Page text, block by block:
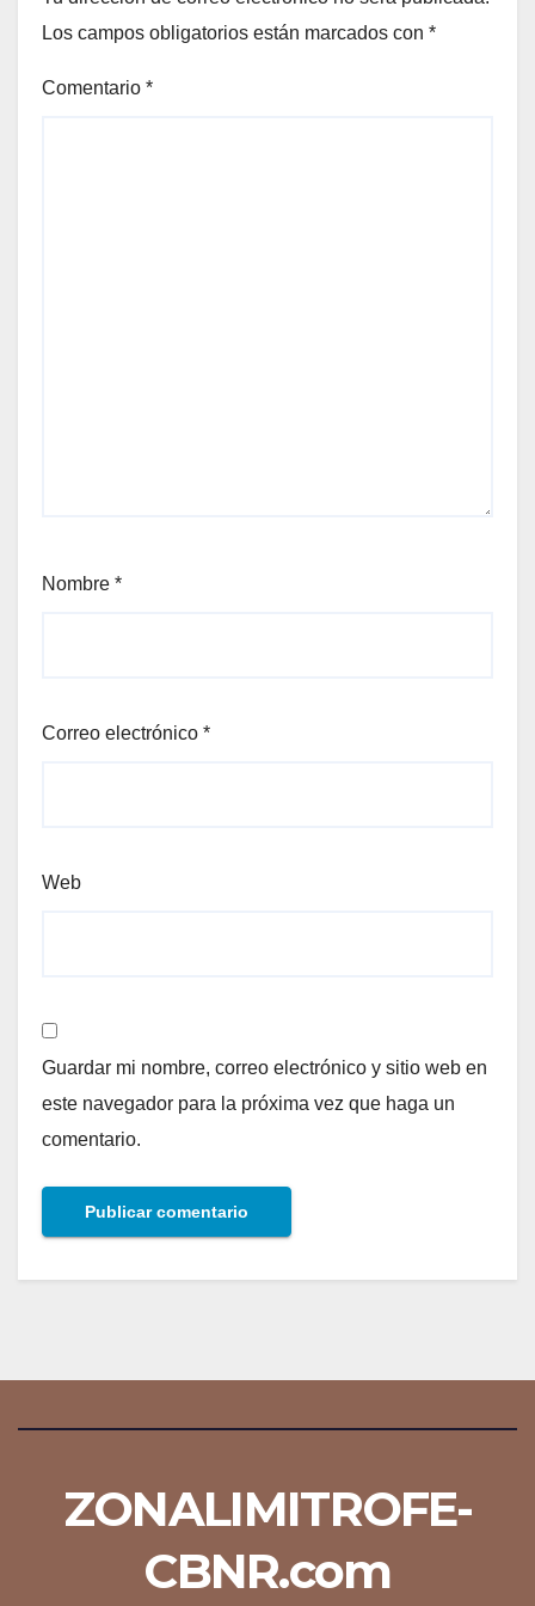
Los campos obligatorios están marcados con *
Comentario *
Nombre *
Correo electrónico *
Web
Guardar mi nombre, correo electrónico y sitio web en
este navegador para la próxima vez que haga un
comentario.
ZONALIMITROFE-
CBNR.com